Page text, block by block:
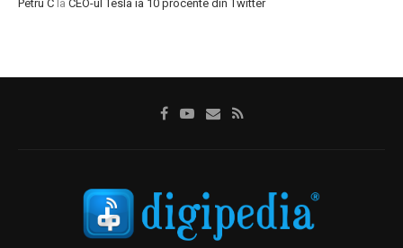
Petru C la CEO-ul Tesla ia 10 procente din Twitter